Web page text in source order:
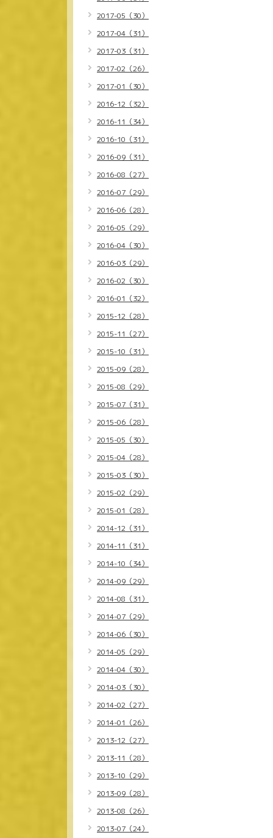
2017-05（30）
2017-04（31）
2017-03（31）
2017-02（26）
2017-01（30）
2016-12（32）
2016-11（34）
2016-10（31）
2016-09（31）
2016-08（27）
2016-07（29）
2016-06（28）
2016-05（29）
2016-04（30）
2016-03（29）
2016-02（30）
2016-01（32）
2015-12（28）
2015-11（27）
2015-10（31）
2015-09（28）
2015-08（29）
2015-07（31）
2015-06（28）
2015-05（30）
2015-04（28）
2015-03（30）
2015-02（29）
2015-01（28）
2014-12（31）
2014-11（31）
2014-10（34）
2014-09（29）
2014-08（31）
2014-07（29）
2014-06（30）
2014-05（29）
2014-04（30）
2014-03（30）
2014-02（27）
2014-01（26）
2013-12（27）
2013-11（28）
2013-10（29）
2013-09（28）
2013-08（26）
2013-07（24）